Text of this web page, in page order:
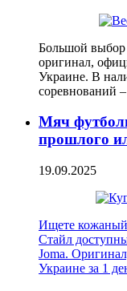
Большой выбор
оригинал,
Украине. В
соревнований
Мяч
прошлого
19.09.2025
Ищете
Стайл
Joma.
Украине за 1